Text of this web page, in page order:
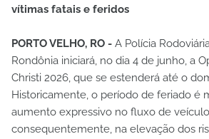
vítimas fatais e feridos
PORTO VELHO, RO - A Polícia
Rondônia iniciará, no dia 4 de junho, a
Christi 2026, que se estenderá até o
Historicamente, o período de feriado é
aumento expressivo no fluxo de
consequentemente, na elevação dos